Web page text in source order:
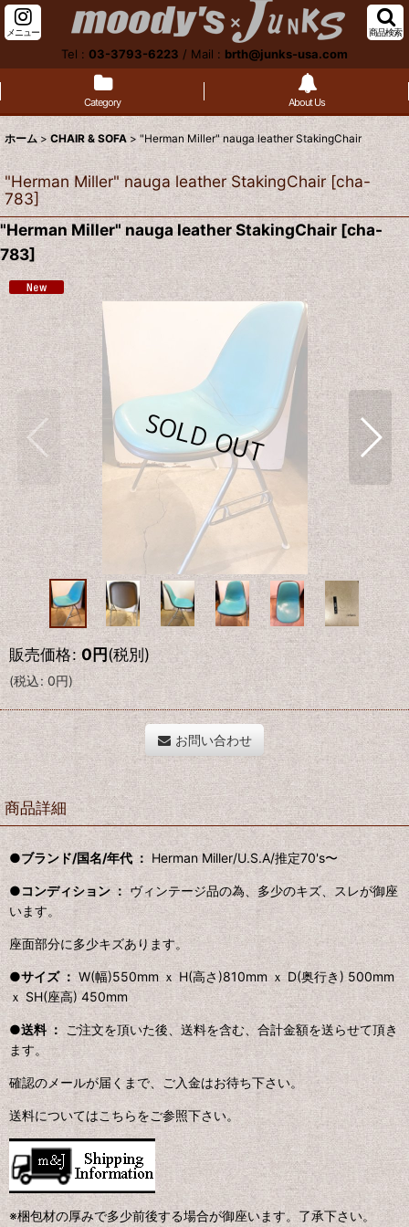
メニュー
Tel : 03-3793-6223 / Mail : brth@junks-usa.com
商品検索
Category About Us
ホーム > CHAIR & SOFA > "Herman Miller" nauga leather StakingChair
"Herman Miller" nauga leather StakingChair [cha-
783]
"Herman Miller" nauga leather StakingChair [cha-
783]
販売価格: 0円(税別)
(税込: 0円)
お問い合わせ
商品詳細
●ブランド/国名/年代 ： Herman Miller/U.S.A/推定70's〜
●コンディション ： ヴィンテージ品の為、多少のキズ、スレが御座
います。
座面部分に多少キズあります。
●サイズ ： W(幅)550mm ｘ H(高さ)810mm ｘ D(奥行き) 500mm
ｘ SH(座高) 450mm
●送料 ：
ご注文を頂いた後、送料を含む、合計金額を送らせて頂き
ます。
確認のメールが届くまで、ご入金はお待ち下さい。
送料についてはこちらをご参照下さい。
※梱包材の厚みで多少前後する場合が御座います。了承下さい。